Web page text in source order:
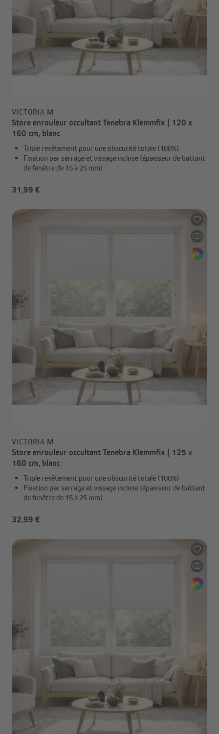
VICTORIA M
Store enrouleur occultant Tenebra Klemmfix | 120 x
160 cm, blanc
Triple revêtement pour une obscurité totale (100%)
Fixation par serrage et vissage incluse (épaisseur de battant
de fenêtre de 15 à 25 mm)
31,99 €
VICTORIA M
Store enrouleur occultant Tenebra Klemmfix | 125 x
160 cm, blanc
Triple revêtement pour une obscurité totale (100%)
Fixation par serrage et vissage incluse (épaisseur de battant
de fenêtre de 15 à 25 mm)
32,99 €